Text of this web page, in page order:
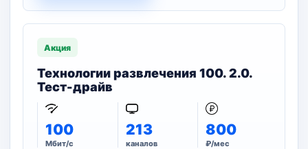
Акция
Технологии развлечения 100. 2.0.
Тест-драйв
100
Мбит/с
213
каналов
800
₽/мес